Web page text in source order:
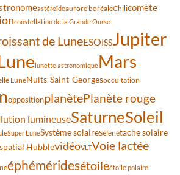
astéroïdeaurore boréaleChilicomète
constellation de la Grande Ourse
de LuneESOISSJupiter
lunette astronomiqueMars
LuneNuits-Saint-Georgesoccultation
oppositionplanètePlanète rouge
lumineuseSaturneSoleil
Super LuneSystème solaireSélénétache solaire
HubblevidéoVLTVoie lactée
éphéméridesétoileétoile polaire